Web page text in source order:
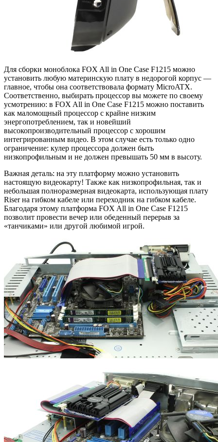
Для сборки моноблока FOX All in One Case F1215 можно
установить любую материнскую плату в недорогой корпус —
главное, чтобы она соответствовала формату MicroATX.
Соответственно, выбирать процессор вы можете по своему
усмотрению: в FOX All in One Case F1215 можно поставить
как маломощный процессор с крайне низким
энергопотреблением, так и новейший
высокопроизводительный процессор с хорошим
интегрированным видео. В этом случае есть только одно
ограничение: кулер процессора должен быть
низкопрофильным и не должен превышать 50 мм в высоту.
Важная деталь: на эту платформу можно установить
настоящую видеокарту! Также как низкопрофильная, так и
небольшая полноразмерная видеокарта, использующая плату
Riser на гибком кабеле или переходник на гибком кабеле.
Благодаря этому платформа FOX All in One Case F1215
позволит провести вечер или обеденный перерыв за
«танчиками» или другой любимой игрой.